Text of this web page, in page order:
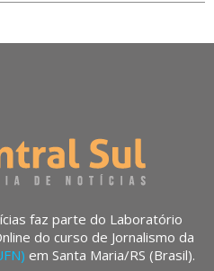
faz parte do Laboratório
do curso de Jornalismo da
em Santa Maria/RS (Brasil).